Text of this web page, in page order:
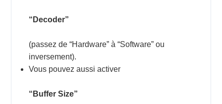
“Decoder”
(passez de “Hardware” à “Software” ou
inversement).
Vous pouvez aussi activer
“Buffer Size”